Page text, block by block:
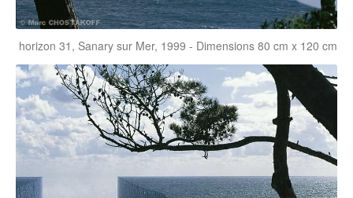
horizon 31, Sanary sur Mer, 1999 - Dimensions 80 cm x 120 cm